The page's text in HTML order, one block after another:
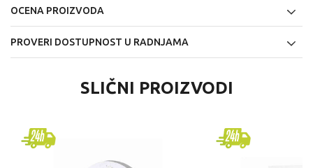
OCENA PROIZVODA
PROVERI DOSTUPNOST U RADNJAMA
SLIČNI PROIZVODI